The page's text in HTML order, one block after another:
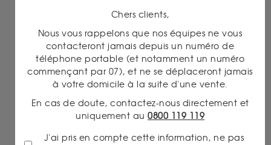
16/06/2026 12:20
ACCORD ÉTATS-UNIS-IRAN : POURQUOI L’OR
MONTE MALGRÉ L’ACCALMIE ?
Lire la suite
Chers clients,
Nous vous rappelons que nos équipes ne vous
contacteront jamais depuis un numéro de
téléphone portable (et notamment un numéro
commençant par 07), et ne se déplaceront jamais
à votre domicile à la suite d'une vente.
En cas de doute, contactez-nous directement et
uniquement au 0800 119 119
J'ai pris en compte cette information, ne pas